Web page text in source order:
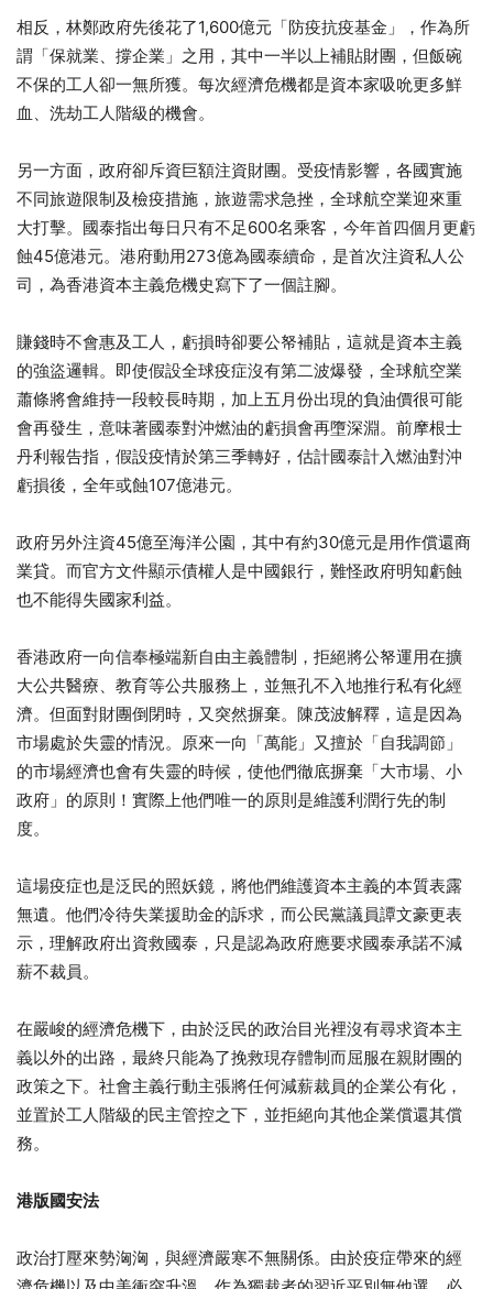
相反，林鄭政府先後花了1,600億元「防疫抗疫基金」， 作為所
謂「保就業、撐企業」之用，其中一半以上補貼財團， 但飯碗
不保的工人卻一無所獲。 每次經濟危機都是資本家吸吮更多鮮
血、洗劫工人階級的機會。
另一方面，政府卻斥資巨額注資財團。受疫情影響， 各國實施
不同旅遊限制及檢疫措施，旅遊需求急挫， 全球航空業迎來重
大打擊。國泰指出每日只有不足600名乘客， 今年首四個月更虧
蝕45億港元。港府動用273億為國泰續命， 是首次注資私人公
司，為香港資本主義危機史寫下了一個註腳。
賺錢時不會惠及工人，虧損時卻要公帑補貼， 這就是資本主義
的強盜邏輯。即使假設全球疫症沒有第二波爆發， 全球航空業
蕭條將會維持一段較長時期， 加上五月份出現的負油價很可能
會再發生， 意味著國泰對沖燃油的虧損會再墮深淵。前摩根士
丹利報告指， 假設疫情於第三季轉好，估計國泰計入燃油對沖
虧損後， 全年或蝕107億港元。
政府另外注資45億至海洋公園， 其中有約30億元是用作償還商
業貸。 而官方文件顯示債權人是中國銀行， 難怪政府明知虧蝕
也不能得失國家利益。
香港政府一向信奉極端新自由主義體制， 拒絕將公帑運用在擴
大公共醫療、教育等公共服務上， 並無孔不入地推行私有化經
濟。但面對財團倒閉時，又突然摒棄。 陳茂波解釋，這是因為
市場處於失靈的情況。原來一向「萬能」 又擅於「自我調節」
的市場經濟也會有失靈的時候， 使他們徹底摒棄「大市場、小
政府」的原則！ 實際上他們唯一的原則是維護利潤行先的制
度。
這場疫症也是泛民的照妖鏡，將他們維護資本主義的本質表露
無遺。 他們冷待失業援助金的訴求，而公民黨議員譚文豪更表
示， 理解政府出資救國泰，只是認為政府應要求國泰承諾不減
薪不裁員。
在嚴峻的經濟危機下， 由於泛民的政治目光裡沒有尋求資本主
義以外的出路， 最終只能為了挽救現存體制而屈服在親財團的
政策之下。 社會主義行動主張將任何減薪裁員的企業公有化，
並置於工人階級的民主管控之下，並拒絕向其他企業償還其償
務。
港版國安法
政治打壓來勢洶洶，與經濟嚴寒不無關係。 由於疫症帶來的經